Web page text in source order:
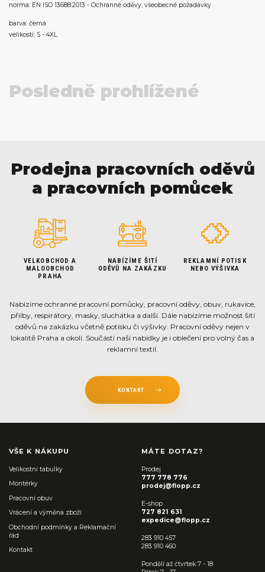
norma: EN ISO 13688:2013 - Ochranné oděvy, všeobecné požadavky
barva: černá
velikosti: S - 4XL
Posledně prohlížené
Prodejna pracovních oděvů
a pracovních pomůcek
VELKOBCHOD A
MALOOBCHOD
PRAHA
NABÍZÍME ŠITÍ
ODĚVŮ NA ZAKÁZKU
REKLAMNÍ POTISK
NEBO VÝŠIVKA
Nabízíme ochranné pracovní pomůcky, pracovní oděvy, obuv, rukavice,
přilby, respirátory, masky, sluchátka a další. Dále nabízíme možnost šití
oděvů na zakázku včetně potisku či výšivky. Pracovní oděvy nejen v
lokalitě Praha a okolí. Součástí naší nabídky je i oblečení pro volný čas a
reklamní textil.
KONTAKT
VŠE K NÁKUPU
Velikostní tabulky
Montérky
Pracovní obuv
Vrácení a výměna zboží
Obchodní podmínky a Reklamační
řád
Kontakt
MÁTE DOTAZ?
Prodej
777 778 776
prodej@flopp.cz
E-shop
727 821 631
expedice@flopp.cz
283 910 457
283 910 460
Pondělí až čtvrtek 7 - 18